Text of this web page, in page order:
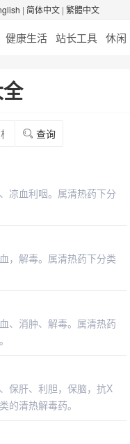
| 简体中文 | 繁體中文
健康生活 站长工具 休闲
查询
凉血利咽。属清热药下分
，解毒。属清热药下分类
、消肿、解毒。属清热药
保肝、利胆，保脑，抗X
的清热解毒药。